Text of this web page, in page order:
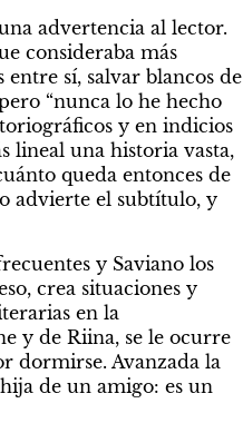
advertencia al lector.
consideraba más
sí, salvar blancos de
“nunca lo he hecho
y en indicios
lineal una historia vasta,
queda entonces de
advierte el subtítulo, y
y Saviano los
crea situaciones y
en la
y de Riina, se le ocurre
dormirse. Avanzada la
de un amigo: es un